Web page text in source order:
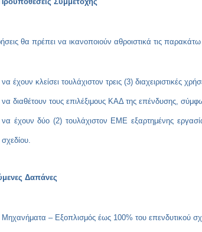
θα πρέπει να ικανοποιούν αθροιστικά τις
να έχουν κλείσει τουλάχιστον τρεις (3) διαχειριστικές
να διαθέτουν τους επιλέξιμους ΚΑΔ της επένδυσης,
να έχουν δύο (2) τουλάχιστον ΕΜΕ εξαρτημένης
σχεδίου.
Δαπάνες
Μηχανήματα – Εξοπλισμός έως 100% του επενδυτικού